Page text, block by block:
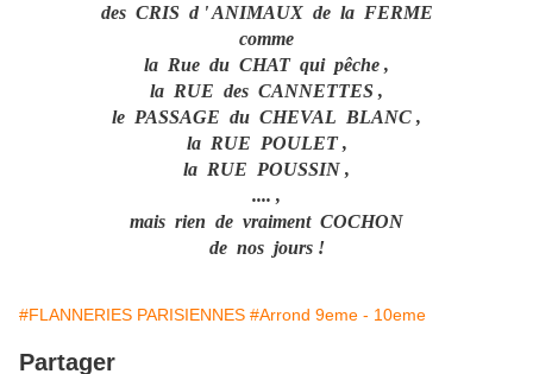
des CRIS d ' ANIMAUX de la FERME
comme
la Rue du CHAT qui pêche ,
la RUE des CANNETTES ,
le PASSAGE du CHEVAL BLANC ,
la RUE POULET ,
la RUE POUSSIN ,
.... ,
mais rien de vraiment COCHON
de nos jours !
#FLANNERIES PARISIENNES #Arrond 9eme - 10eme
Partager